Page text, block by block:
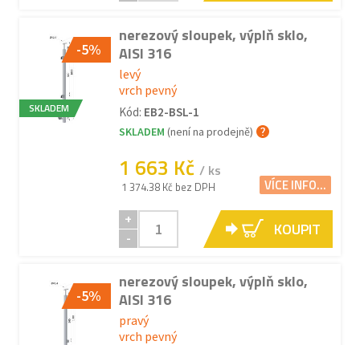
-5%
SKLADEM
nerezový sloupek, výplň sklo,
AISI 316
levý
vrch pevný
Kód: EB2-BSL-1
SKLADEM (není na prodejně)
1 663 Kč / ks
1 374.38 Kč bez DPH VÍCE INFO...
+
-
KOUPIT
-5%
nerezový sloupek, výplň sklo,
AISI 316
pravý
vrch pevný